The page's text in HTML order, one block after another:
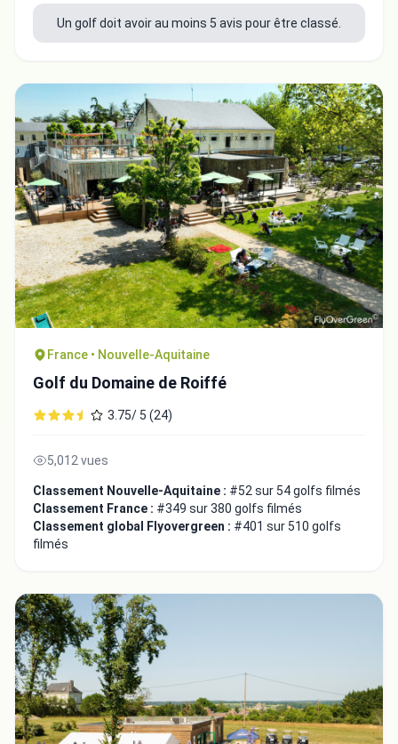
Un golf doit avoir au moins 5 avis pour être classé.
France • Nouvelle-Aquitaine
Golf du Domaine de Roiffé
3.75/ 5 (24)
5,012 vues
Classement Nouvelle-Aquitaine : #52 sur 54 golfs filmés
Classement France : #349 sur 380 golfs filmés
Classement global Flyovergreen : #401 sur 510 golfs
filmés
Intégrer la video
Choix de la vidéo:
Copier dans le presse-papiers